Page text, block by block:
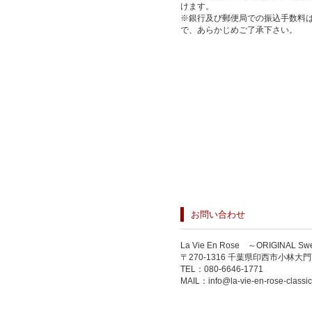
けます。
※銀行及び郵便局での振込手数料
で、あらかじめご了承下さい。
お問い合わせ
La Vie En Rose ～ORIGINAL
〒270-1316 千葉県印西市小林大
TEL： 080-6646-1771
MAIL： info@la-vie-en-rose-